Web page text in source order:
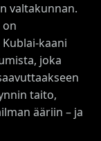
valtakunnan.
on
kaani
joka
taito,
ääriin – ja